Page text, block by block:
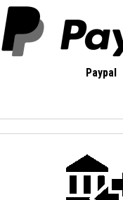
Paypal